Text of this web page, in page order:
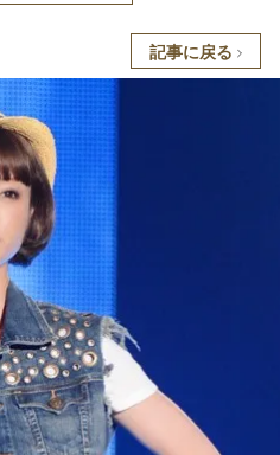
記事に戻る